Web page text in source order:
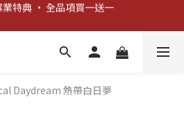
"welcome10" 享首單九折！
"welcome10" 享首單九折！